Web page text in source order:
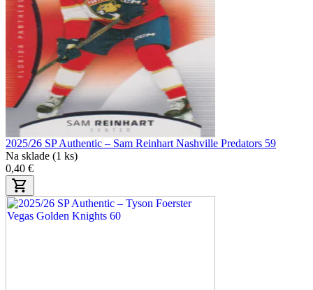
2025/26 SP Authentic – Sam Reinhart Nashville Predators 59
Na sklade (1 ks)
0,40 €